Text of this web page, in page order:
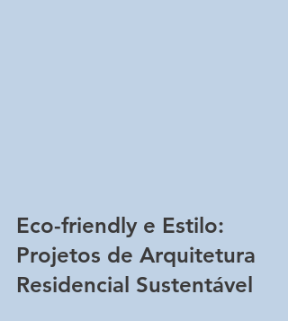
Eco-friendly e Estilo:
Projetos de Arquitetura
Residencial Sustentável